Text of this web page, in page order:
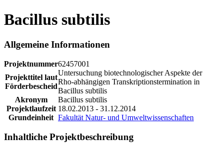
Bacillus subtilis
Allgemeine Informationen
Projektnummer62457001
Projekttitel laut
Förderbescheid
Untersuchung biotechnologischer Aspekte der
Rho-abhängigen Transkriptionstermination in
Bacillus subtilis
Akronym
Bacillus subtilis
Projektlaufzeit 18.02.2013 - 31.12.2014
Grundeinheit Fakultät Natur- und Umweltwissenschaften
Inhaltliche Projektbeschreibung